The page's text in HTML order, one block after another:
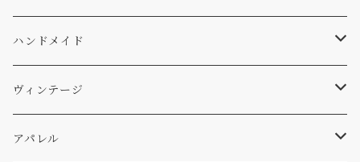
バッグ
パンツ
パーカー・トレーナー
WEAR
Ten
アメリカ軍払い下げ
...mura
エアフレッシュナー
小物
ヘルメット
キッチン
スリーピング
小物
サーフ
スキー
ハンドメイド
ステッカー
ワッペン
ヴィンテージ
ワッペン
アパレル